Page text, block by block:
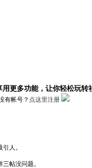
更多功能，让你轻松玩转
有帐号？ 点这里注册
人。
帖没问题。